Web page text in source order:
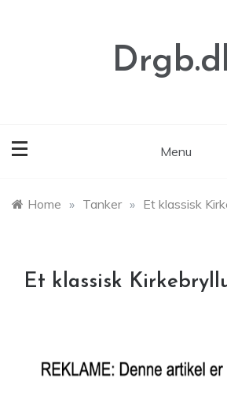
Menu
Home » Tanker » Et klassisk
Et klassisk